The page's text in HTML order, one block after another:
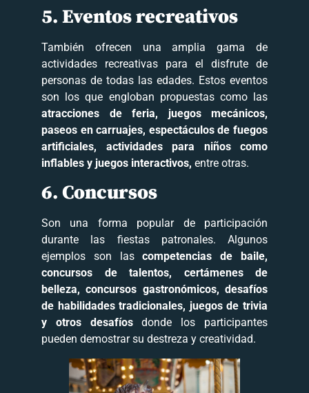
5. Eventos recreativos
También ofrecen una amplia gama de
actividades recreativas para el disfrute de
personas de todas las edades. Estos eventos
son los que engloban propuestas como las
atracciones de feria, juegos mecánicos,
paseos en carruajes, espectáculos de fuegos
artificiales, actividades para niños como
inflables y juegos interactivos, entre otras.
6. Concursos
Son una forma popular de participación
durante las fiestas patronales. Algunos
ejemplos son lascompetencias de baile,
concursos de talentos, certámenes de
belleza, concursos gastronómicos, desafíos
de habilidades tradicionales, juegos de trivia
y otros desafíosdonde los participantes
pueden demostrar su destreza y creatividad.